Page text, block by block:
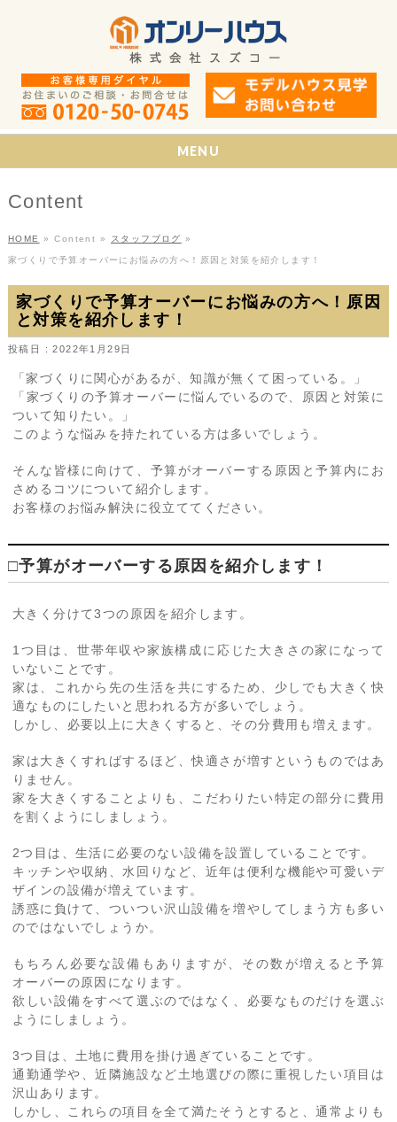
MENU
Content
HOME » Content » スタッフブログ »
家づくりで予算オーバーにお悩みの方へ！原因と対策を紹介します！
家づくりで予算オーバーにお悩みの方へ！原因
と対策を紹介します！
投稿日 : 2022年1月29日
「家づくりに関心があるが、知識が無くて困っている。」
「家づくりの予算オーバーに悩んでいるので、原因と対策に
ついて知りたい。」
このような悩みを持たれている方は多いでしょう。
そんな皆様に向けて、予算がオーバーする原因と予算内にお
さめるコツについて紹介します。
お客様のお悩み解決に役立ててください。
□予算がオーバーする原因を紹介します！
大きく分けて3つの原因を紹介します。
1つ目は、世帯年収や家族構成に応じた大きさの家になって
いないことです。
家は、これから先の生活を共にするため、少しでも大きく快
適なものにしたいと思われる方が多いでしょう。
しかし、必要以上に大きくすると、その分費用も増えます。
家は大きくすればするほど、快適さが増すというものではあ
りません。
家を大きくすることよりも、こだわりたい特定の部分に費用
を割くようにしましょう。
2つ目は、生活に必要のない設備を設置していることです。
キッチンや収納、水回りなど、近年は便利な機能や可愛いデ
ザインの設備が増えています。
誘惑に負けて、ついつい沢山設備を増やしてしまう方も多い
のではないでしょうか。
もちろん必要な設備もありますが、その数が増えると予算
オーバーの原因になります。
欲しい設備をすべて選ぶのではなく、必要なものだけを選ぶ
ようにしましょう。
3つ目は、土地に費用を掛け過ぎていることです。
通勤通学や、近隣施設など土地選びの際に重視したい項目は
沢山あります。
しかし、これらの項目を全て満たそうとすると、通常よりも